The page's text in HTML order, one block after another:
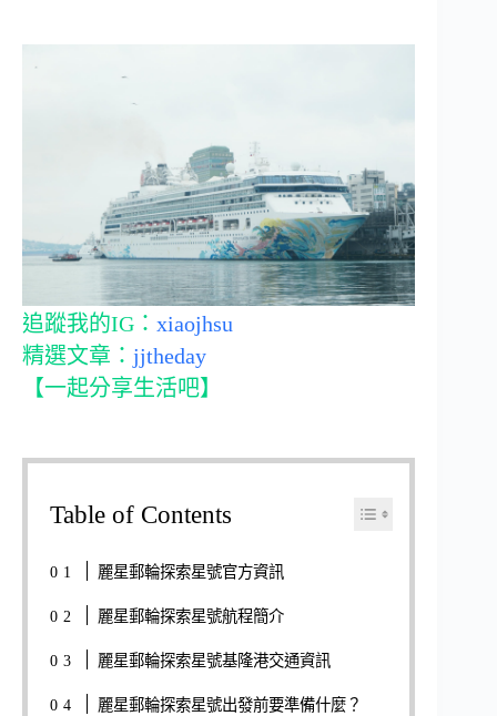
追蹤我的IG： xiaojhsu
精選文章： jjtheday
【一起分享生活吧】
Table of Contents
麗星郵輪探索星號官方資訊
麗星郵輪探索星號航程簡介
麗星郵輪探索星號基隆港交通資訊
麗星郵輪探索星號出發前要準備什麼？